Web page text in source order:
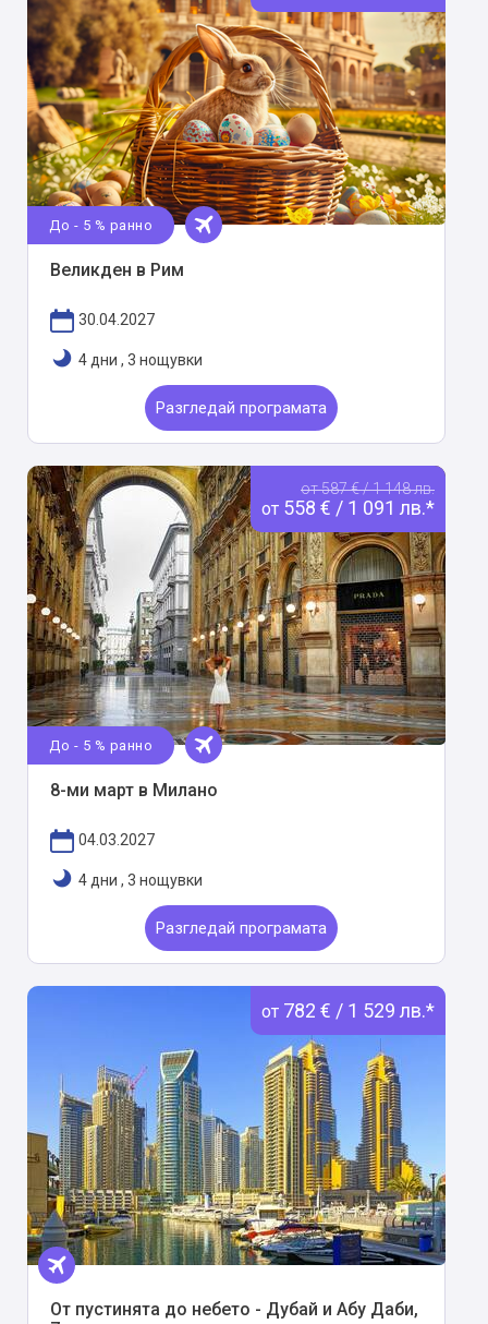
До - 5 % ранно
Великден в Рим
30.04.2027
4 дни , 3 нощувки
Разгледай програмата
от 587 € / 1 148 лв.
от 558 € / 1 091 лв.*
До - 5 % ранно
8-ми март в Милано
04.03.2027
4 дни , 3 нощувки
Разгледай програмата
от 782 € / 1 529 лв.*
От пустинята до небето - Дубай и Абу Даби,